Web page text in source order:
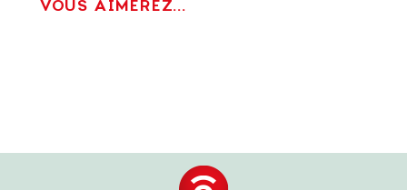
VOUS AIMEREZ...